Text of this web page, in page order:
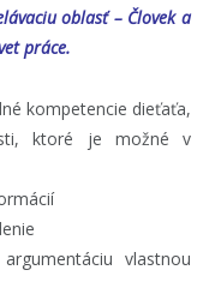
oblasť – Človek a
práce.
kompetencie dieťaťa,
ktoré je možné v
vlastnou